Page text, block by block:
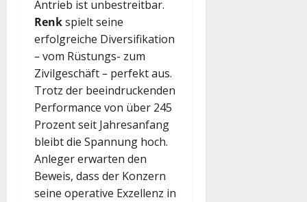
Antrieb ist unbestreitbar.
Renkspielt seine
erfolgreiche Diversifikation
– vom Rüstungs- zum
Zivilgeschäft – perfekt aus.
Trotz der beeindruckenden
Performance von über 245
Prozent seit Jahresanfang
bleibt die Spannung hoch.
Anleger erwarten den
Beweis, dass der Konzern
seine operative Exzellenz in